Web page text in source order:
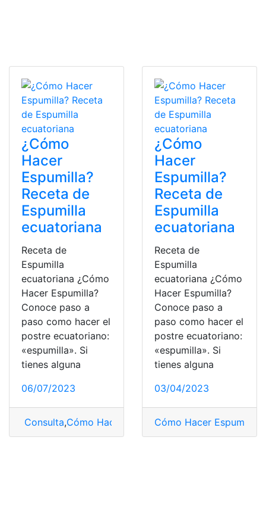
¿Cómo
Hacer
Espumilla?
Receta de
Espumilla
ecuatoriana
Receta de
Espumilla
ecuatoriana ¿Cómo
Hacer Espumilla?
Conoce paso a
paso como hacer el
postre ecuatoriano:
«espumilla». Si
tienes alguna
06/07/2023
Consulta,Cómo Hacer Espumilla,Espumilla ,Espumilla
¿Cómo
Hacer
Espumilla?
Receta de
Espumilla
ecuatoriana
Receta de
Espumilla
ecuatoriana ¿Cómo
Hacer Espumilla?
Conoce paso a
paso como hacer el
postre ecuatoriano:
«espumilla». Si
tienes alguna
03/04/2023
Cómo Hacer Espumilla